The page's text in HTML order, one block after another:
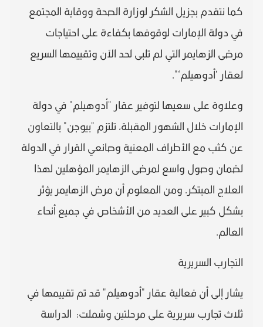
كما نتقدم بجزيل الشكر لوزارة الصحة ووقاية المجتمع
في دولة الإمارات لوقوفها بكفاءة على احتياجات
مرضى الزهايمر التي لم تلبى لحد الآن وتقييمها السريع
لعقار ’أدوهيلم‘".
وعلاوة على سعيها لتوفير عقار "أدوهيلم" في دولة
الإمارات خلال الشهور المقبلة، تلتزم "بيوجن" بالتعاون
عن كثب مع الأطراف المعنية وصانعي القرار في الدولة
لضمان وصول واسع لمرضى الزهايمر المؤهلين لهذا
العلاج المبتكر. ومن المعلوم أن مرض الزهايمر يؤثر
بشكل كبير على العديد من الأشخاص في جميع أنحاء
العالم.
التجارب السريرية
يشار إلى أن فعالية عقار "أدوهيلم" قد تم تقييمها في
ثلاث تجارب سريرية على مرحلتين وشملت: الدراسة